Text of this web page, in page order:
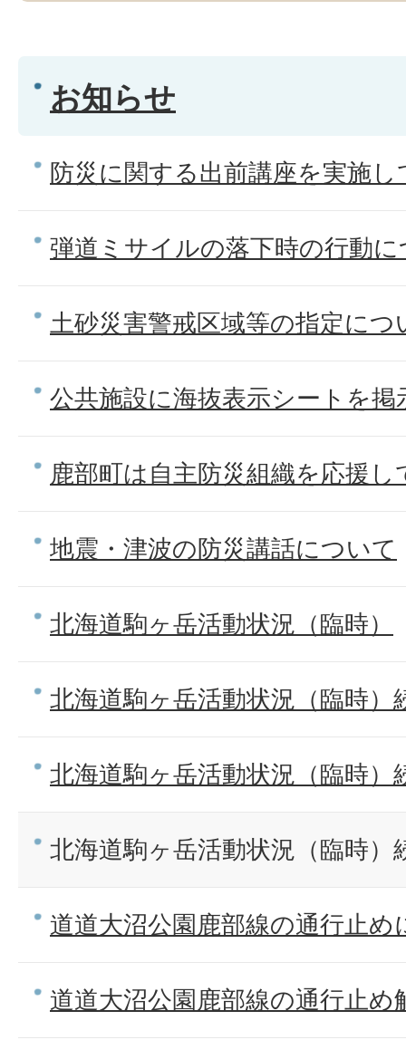
お知らせ
防災に関する出前講座を実施
弾道ミサイルの落下時の行動
土砂災害警戒区域等の指定につ
公共施設に海抜表示シートを
鹿部町は自主防災組織を応援し
地震・津波の防災講話について
北海道駒ヶ岳活動状況（臨時）
北海道駒ヶ岳活動状況（臨時
北海道駒ヶ岳活動状況（臨時
北海道駒ヶ岳活動状況（臨時
道道大沼公園鹿部線の通行止め
道道大沼公園鹿部線の通行止め